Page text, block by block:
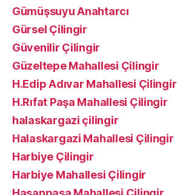
Gümüşsuyu Anahtarcı
Gürsel Çilingir
Güvenilir Çilingir
Güzeltepe Mahallesi Çilingir
H.Edip Adıvar Mahallesi Çilingir
H.Rıfat Paşa Mahallesi Çilingir
halaskargazi çilingir
Halaskargazi Mahallesi Çilingir
Harbiye Çilingir
Harbiye Mahallesi Çilingir